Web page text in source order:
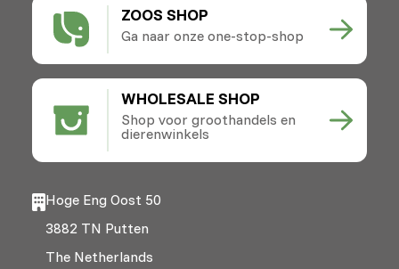
ZOOS SHOP
Ga naar onze one-stop-shop
WHOLESALE SHOP
Shop voor groothandels en
dierenwinkels
Hoge Eng Oost 50
3882 TN Putten
The Netherlands